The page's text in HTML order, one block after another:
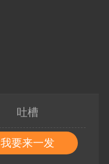
吐槽
我要来一发